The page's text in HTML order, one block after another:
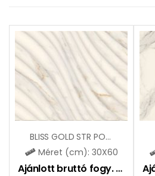
BLISS GOLD STR POLYSK
Méret (cm): 30X60
Ajánlott bruttó fogy. ár: